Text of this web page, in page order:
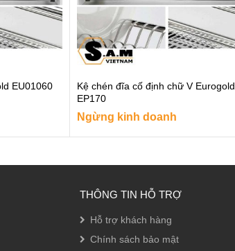
EU01060
Kệ chén đĩa cố định chữ V Eurogold
EP170
Ngừng kinh doanh
THÔNG TIN HỖ TRỢ
Hỗ trợ khách hàng
Chính sách bảo mật